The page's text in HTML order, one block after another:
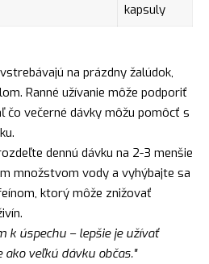
kapsuly
na prázdny žalúdok,
Ranné užívanie môže podporiť
čo večerné dávky môžu pomôcť s
dennú dávku na 2-3 menšie
množstvom vody a vyhýbajte sa
ktorý môže znižovať
k úspechu – lepšie je užívať
veľkú dávku občas."